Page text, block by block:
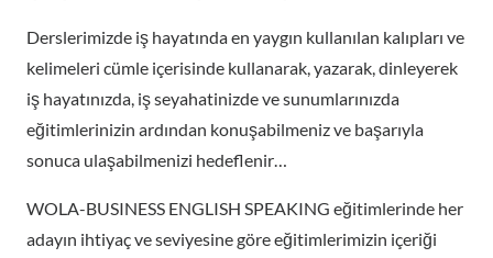
Derslerimizde iş hayatında en yaygın kullanılan kalıpları ve
kelimeleri cümle içerisinde kullanarak, yazarak, dinleyerek
iş hayatınızda, iş seyahatinizde ve sunumlarınızda
eğitimlerinizin ardından konuşabilmeniz ve başarıyla
sonuca ulaşabilmenizi hedeflenir…
WOLA-BUSINESS ENGLISH SPEAKING eğitimlerinde her
adayın ihtiyaç ve seviyesine göre eğitimlerimizin içeriği